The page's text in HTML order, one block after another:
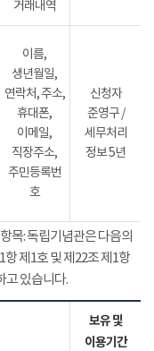
거래내역
이름,
생년월일,
연락처, 주소,
휴대폰,
이메일,
직장주소,
주민등록번
호
신청자
준영구 /
세무처리
정보 5년
목: 독립기념관은 다음의
제1호 및 제22조 제1항
고 있습니다.
보유 및
이용기간